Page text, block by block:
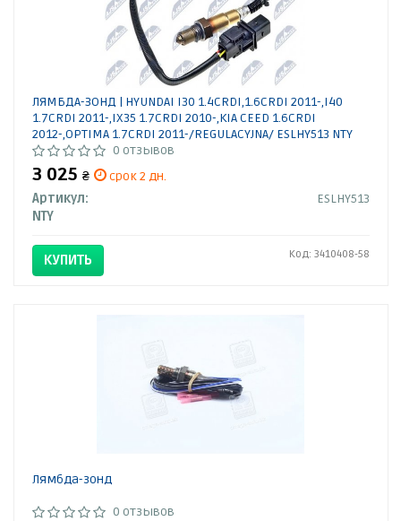
ЛЯМБДА-ЗОНД | HYUNDAI I30 1.4CRDI,1.6CRDI 2011-,I40
1.7CRDI 2011-,IX35 1.7CRDI 2010-,KIA CEED 1.6CRDI
2012-,OPTIMA 1.7CRDI 2011-/REGULACYJNA/ ESLHY513 NTY
0 отзывов
3 025 ₴
срок 2 дн.
Артикул:
ESLHY513
NTY
КУПИТЬ Код: 3410408-58
Лямбда-зонд
0 отзывов